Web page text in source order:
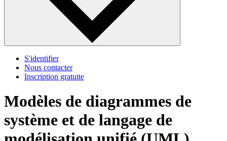
S'identifier
Nous contacter
Inscription gratuite
Modèles de diagrammes de
système et de langage de